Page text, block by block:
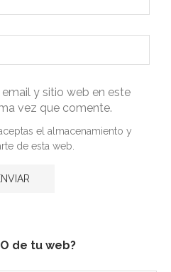
y sitio web en este
vez que comente.
el almacenamiento y
de esta web.
de tu web?